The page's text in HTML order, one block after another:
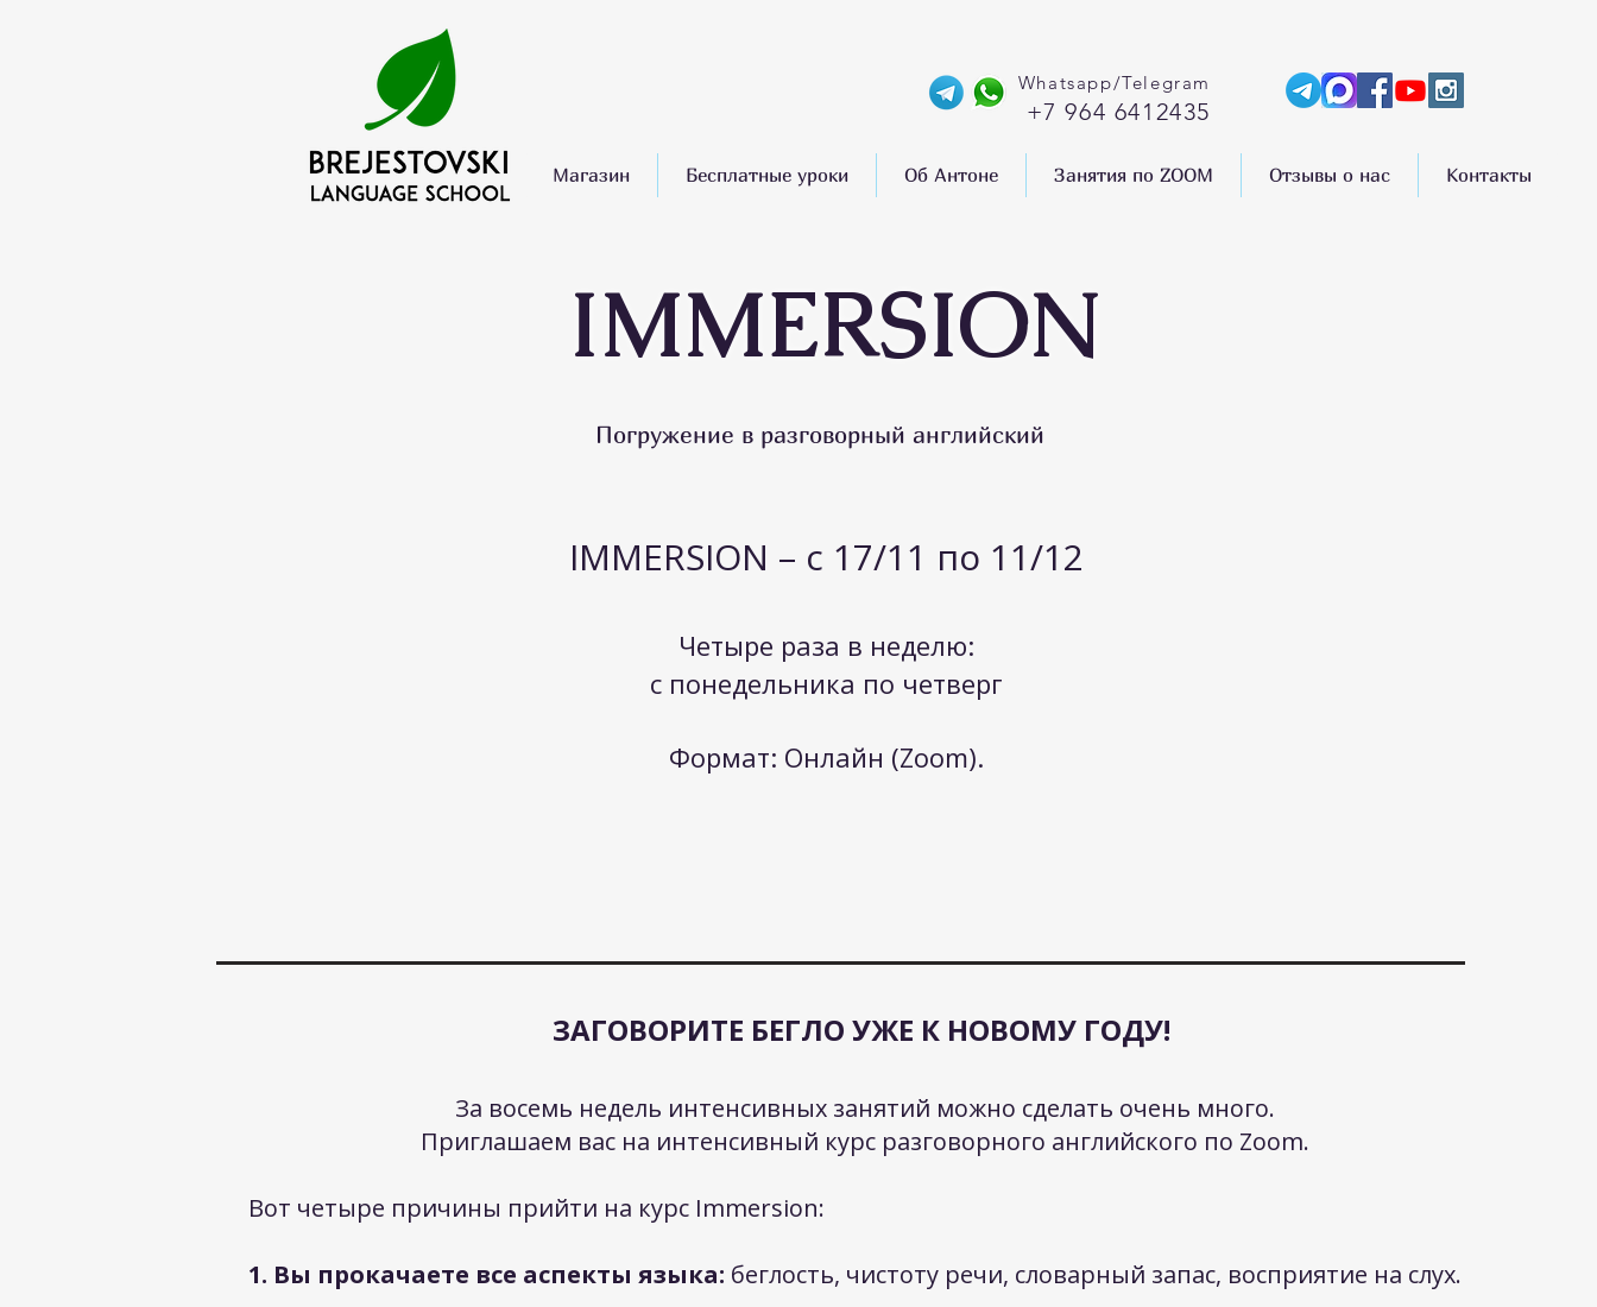
Whatsapp/Telegram
+7 964 6412435
Магазин Бесплатные уроки Об Антоне Занятия по ZOOM Отзывы о нас Контакты
IMMERSION
Погружение в разговорный английский
IMMERSION – c 17/11 по 11/12
Четыре раза в неделю:
с понедельника по четверг
Формат: Онлайн (Zoom).
ЗАГОВОРИТЕ БЕГЛО УЖЕ К НОВОМУ ГОДУ!
За восемь недель интенсивных занятий можно сделать очень много.​
Приглашаем вас на интенсивный курс разговорного английского по Zoom.
Вот четыре причины прийти на курс Immersion:
1. Вы прокачаете все аспекты языка: беглость, чистоту речи, словарный запас, восприятие на слух.